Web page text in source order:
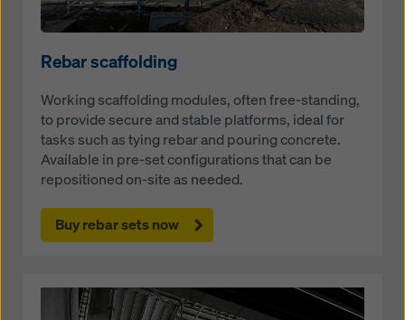
Rebar scaffolding
Working scaffolding modules, often free-standing,
to provide secure and stable platforms, ideal for
tasks such as tying rebar and pouring concrete.
Available in pre-set configurations that can be
repositioned on-site as needed.
Buy rebar sets now